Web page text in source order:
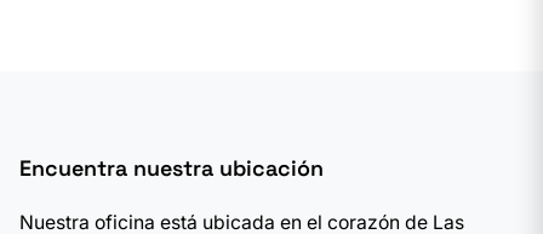
Encuentra nuestra ubicación
Nuestra oficina está ubicada en el corazón de Las